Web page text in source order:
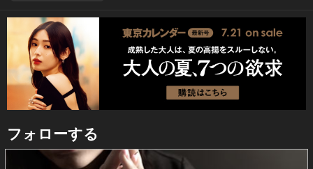
フォローする